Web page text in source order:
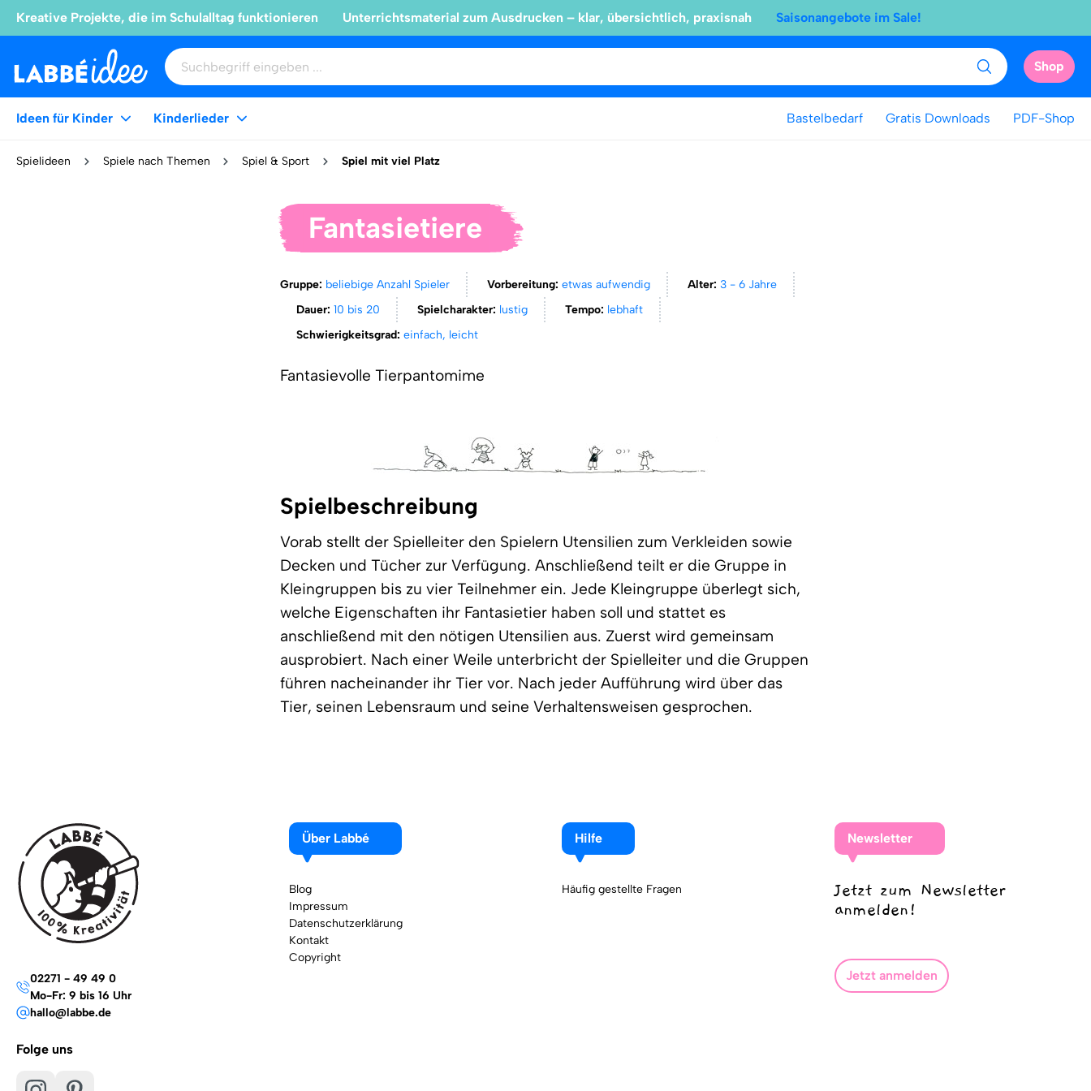
Kreative Projekte, die im Schulalltag funktionieren Unterrichtsmaterial zum Ausdrucken – klar, übersichtlich, praxisnah Saisonangebote im Sale!
Shop
Ideen für Kinder Kinderlieder Bastelbedarf Gratis Downloads PDF-Shop
Spielideen Spiele nach Themen Spiel & Sport Spiel mit viel Platz
Fantasietiere
Gruppe: beliebige Anzahl Spieler Vorbereitung:etwas aufwendig Alter:3 - 6 Jahre
Dauer:10 bis 20 Spielcharakter: lustig Tempo: lebhaft
Schwierigkeitsgrad:einfach, leicht
Fantasievolle Tierpantomime
Spielbeschreibung
Vorab stellt der Spielleiter den Spielern Utensilien zum Verkleiden sowie
Decken und Tücher zur Verfügung. Anschließend teilt er die Gruppe in
Kleingruppen bis zu vier Teilnehmer ein. Jede Kleingruppe überlegt sich,
welche Eigenschaften ihr Fantasietier haben soll und stattet es
anschließend mit den nötigen Utensilien aus. Zuerst wird gemeinsam
ausprobiert. Nach einer Weile unterbricht der Spielleiter und die Gruppen
führen nacheinander ihr Tier vor. Nach jeder Aufführung wird über das
Tier, seinen Lebensraum und seine Verhaltensweisen gesprochen.
02271 - 49 49 0
Mo-Fr: 9 bis 16 Uhr
hallo@labbe.de
Folge uns
Über Labbé
Blog
Impressum
Datenschutzerklärung
Kontakt
Copyright
Hilfe
Häufig gestellte Fragen
Newsletter
Jetzt zum Newsletter
anmelden!
Jetzt anmelden